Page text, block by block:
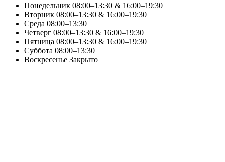
Понедельник 08:00–13:30 & 16:00–19:30
Вторник 08:00–13:30 & 16:00–19:30
Среда 08:00–13:30
Четверг 08:00–13:30 & 16:00–19:30
Пятница 08:00–13:30 & 16:00–19:30
Суббота 08:00–13:30
Воскресенье Закрыто